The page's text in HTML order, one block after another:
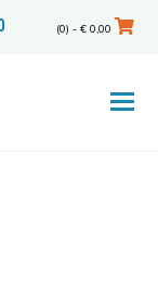
(0) - €0,00